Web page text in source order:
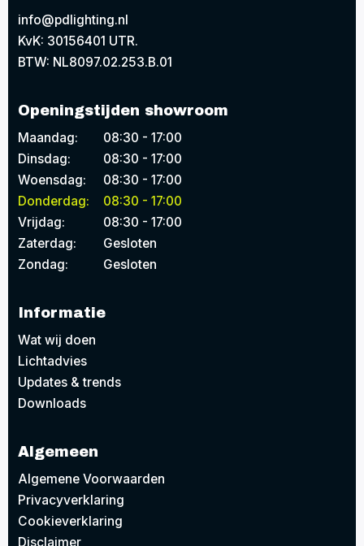
info@pdlighting.nl
KvK: 30156401 UTR.
BTW: NL8097.02.253.B.01
Openingstijden showroom
Maandag:
08:30 - 17:00
Dinsdag:
08:30 - 17:00
Woensdag:
08:30 - 17:00
Donderdag:
08:30 - 17:00
Vrijdag:
08:30 - 17:00
Zaterdag:
Gesloten
Zondag:
Gesloten
Informatie
Wat wij doen
Lichtadvies
Updates & trends
Downloads
Algemeen
Algemene Voorwaarden
Privacyverklaring
Cookieverklaring
Disclaimer